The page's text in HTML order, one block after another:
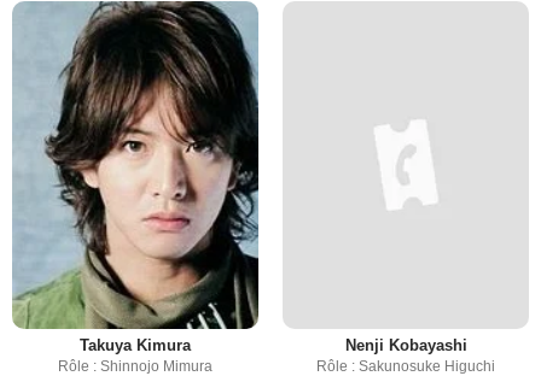
Takuya Kimura
Rôle : Shinnojo Mimura
Nenji Kobayashi
Rôle : Sakunosuke Higuchi